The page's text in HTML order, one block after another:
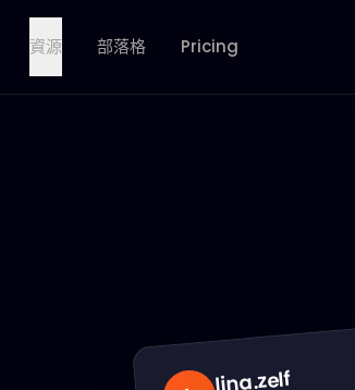
資源 部落格 Pricing
lina.zelf